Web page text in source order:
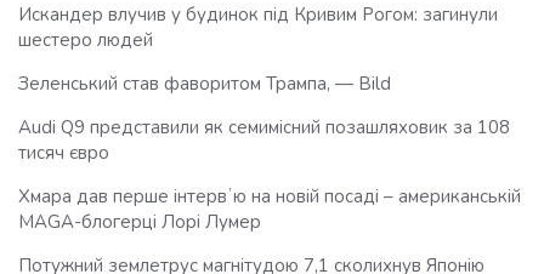
Искандер влучив у будинок під Кривим Рогом: загинули
шестеро людей
Зеленський став фаворитом Трампа, — Bild
Audi Q9 представили як семимісний позашляховик за 108
тисяч євро
Хмара дав перше інтервʼю на новій посаді – американській
MAGA-блогерці Лорі Лумер
Потужний землетрус магнітудою 7,1 сколихнув Японію